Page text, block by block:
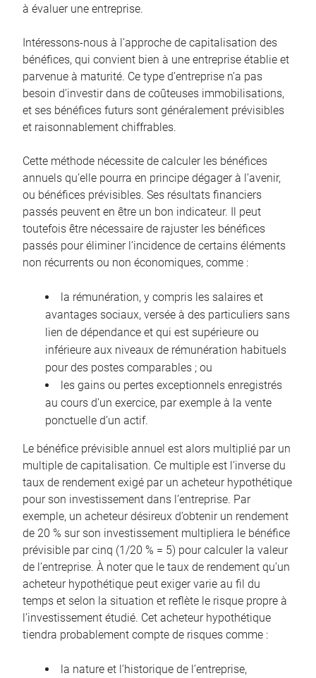
à évaluer une entreprise.
Intéressons-nous à l’approche de capitalisation des
bénéfices, qui convient bien à une entreprise établie et
parvenue à maturité. Ce type d’entreprise n’a pas
besoin d’investir dans de coûteuses immobilisations,
et ses bénéfices futurs sont généralement prévisibles
et raisonnablement chiffrables.
Cette méthode nécessite de calculer les bénéfices
annuels qu’elle pourra en principe dégager à l’avenir,
ou bénéfices prévisibles. Ses résultats financiers
passés peuvent en être un bon indicateur. Il peut
toutefois être nécessaire de rajuster les bénéfices
passés pour éliminer l’incidence de certains éléments
non récurrents ou non économiques, comme :
la rémunération, y compris les salaires et
avantages sociaux, versée à des particuliers sans
lien de dépendance et qui est supérieure ou
inférieure aux niveaux de rémunération habituels
pour des postes comparables ; ou
les gains ou pertes exceptionnels enregistrés
au cours d’un exercice, par exemple à la vente
ponctuelle d’un actif.
Le bénéfice prévisible annuel est alors multiplié par un
multiple de capitalisation. Ce multiple est l’inverse du
taux de rendement exigé par un acheteur hypothétique
pour son investissement dans l’entreprise. Par
exemple, un acheteur désireux d’obtenir un rendement
de 20 % sur son investissement multipliera le bénéfice
prévisible par cinq (1/20 % = 5) pour calculer la valeur
de l’entreprise. À noter que le taux de rendement qu’un
acheteur hypothétique peut exiger varie au fil du
temps et selon la situation et reflète le risque propre à
l’investissement étudié. Cet acheteur hypothétique
tiendra probablement compte de risques comme :
la nature et l’historique de l’entreprise,